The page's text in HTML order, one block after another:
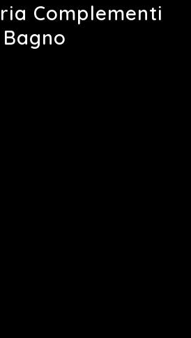
Complementi
Bagno